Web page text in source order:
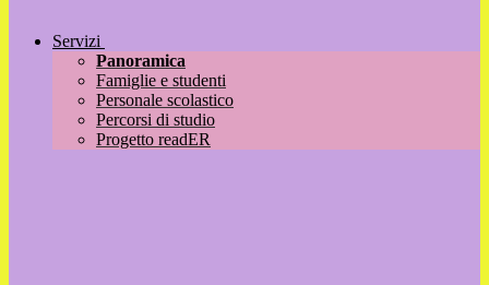
Servizi
Panoramica
Famiglie e studenti
Personale scolastico
Percorsi di studio
Progetto readER